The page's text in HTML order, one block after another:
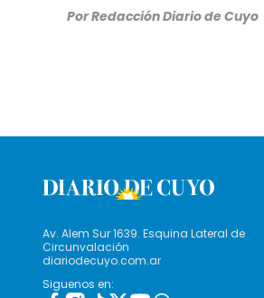
PorRedacción Diario de Cuyo
Av. Alem Sur 1639. Esquina Lateral de
Circunvalación
diariodecuyo.com.ar
Siguenos en: